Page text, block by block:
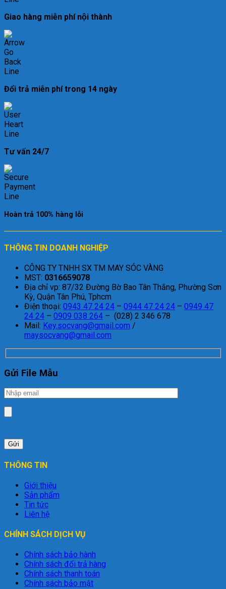
Giao hàng miễn phí nội thành
Đổi trả miễn phí trong 14 ngày
Tư vấn 24/7
Hoàn trả 100% hàng lỗi
THÔNG TIN DOANH NGHIỆP
CÔNG TY TNHH SX TM MAY SÓC VÀNG
MST: 0316659078
Địa chỉ vp: 87/32 Đường Bờ Bao Tân Thắng, Phường Sơn
Kỳ, Quận Tân Phú, Tphcm
Điện thoại: 0943 47 24 24 – 0944 47 24 24 – 0949 47
24 24 – 0909 038 264 – (028) 2 346 678
Mail: Key.socvang@gmail.com /
maysocvang@gmail.com
Gửi File Mẫu
THÔNG TIN
Giới thiệu
Sản phẩm
Tin tức
Liên hệ
CHÍNH SÁCH DỊCH VỤ
Chính sách bảo hành
Chính sách đổi trả hàng
Chính sách thanh toán
Chính sách bảo mật